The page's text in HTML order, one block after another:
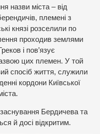
назви міста – від
племені з
князі розселили по
проходив землями
і пов’язує
цих племен. У той
спосіб життя, служили
кордони Київської
Бердичева та
й досі відкритим.